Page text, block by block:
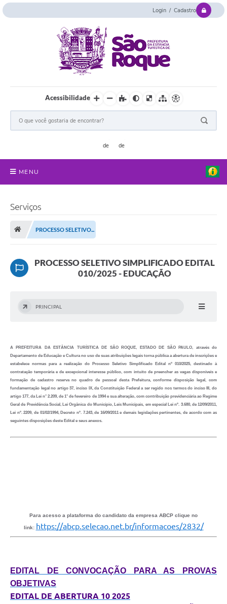
Login / Cadastro
Acessibilidade
MENU
Terceiro Setor
Atribuições
Arvorômetro
Editais
Lista Telefônica
A Nossa Cidade
Agenda de Eventos
Audiência Pública
Consulta Pública: Revisão Plano Diretor
Creches
Cronograma coleta de lixo e seletiva
Serviços
PROCESSO SELETIVO...
PROCESSO SELETIVO SIMPLIFICADO EDITAL
010/2025 - EDUCAÇÃO
PRINCIPAL
A PREFEITURA DA ESTÂNCIA TURÍSTICA DE SÃO ROQUE, ESTADO DE SÃO PAULO, através do
Departamento de Educação e Cultura no uso de suas atribuições legais torna pública a abertura de inscrições e
estabelece normas para a realização do Processo Seletivo Simplificado Edital nº 010/2025, destinado à
contratação temporária e de excepcional interesse público, com intuito de preencher as vagas disponíveis e
formação de cadastro reserva no quadro de pessoal desta Prefeitura, conforme disposição legal, com
fundamentação legal no artigo 37, inciso IX, da Constituição Federal a ser regido nos termos do inciso III, do
artigo 177, da Lei n° 2.209, de 1° de fevereiro de 1994 e sua alteração, com contribuição previdenciária ao Regime
Geral de Previdência Social, Lei Orgânica do Município, Leis Municipais, em especial Lei nº. 3.680, de 12/09/2011,
Lei nº. 2209, de 01/02/1994, Decreto nº. 7.243, de 16/09/2011 e demais legislações pertinentes, de acordo com as
seguintes disposições deste Edital e seus anexos.
Para acesso a plataforma do candidato da empresa ABCP clique no
link: https://abcp.selecao.net.br/informacoes/2832/
EDITAL DE CONVOCAÇÃO PARA AS PROVAS
OBJETIVAS
EDITAL DE ABERTURA 10 2025